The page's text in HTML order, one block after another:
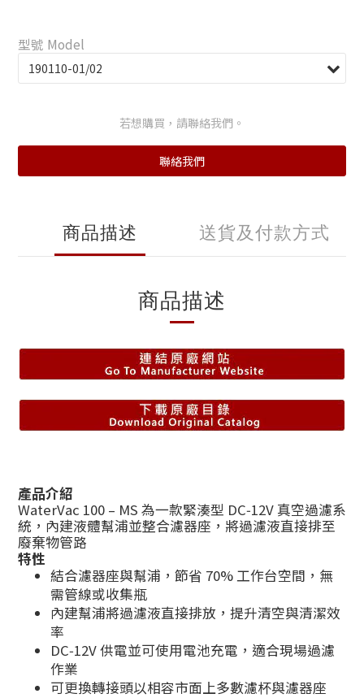
型號 Model
若想購買，請聯絡我們。
聯絡我們
商品描述 送貨及付款方式
商品描述
產品介紹
WaterVac 100 – MS 為一款緊湊型 DC‑12V 真空過濾系
統，內建液體幫浦並整合濾器座，將過濾液直接排至
廢棄物管路
特性
結合濾器座與幫浦，節省 70% 工作台空間，無
需管線或收集瓶
內建幫浦將過濾液直接排放，提升清空與清潔效
率
DC‑12V 供電並可使用電池充電，適合現場過濾
作業
可更換轉接頭以相容市面上多數濾杯與濾器座